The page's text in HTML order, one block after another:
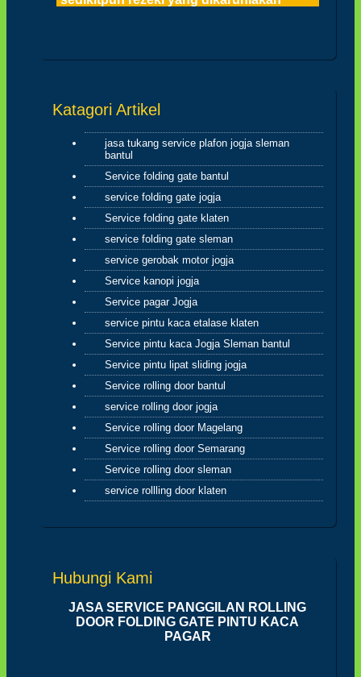
akan terjamin hidup kita
Hikmah 2
Dan barang siapa berpaling dari
peringatan-Ku maka baginya
penghidupan yang sempit(Q.S.20:124)
sahabatku..dosa-dosalah yang
menyempitkan hati, mari perbaiki diri dan
memohon ampun atas dosa-dosa kita
kepada Allah
Hikmah 3
jika engkau berbuat baik,berarti berbuat
baik untuk dirimu sendiri dan jika engkau
berbuat buruk maka perbuatan burukmu
itu untuk dirimu sendiri(Q.S.17:7) tiada
yang tertukar atau meleset jangan pernah
salahkan keadaan atau orang lain karena
semua perbuatan kita pasti kembali
kepada diri kita sendiri
hikmah 4
Apabila telah ditunaikan sholat,maka
Sahabatku..karunia Allah tak hanya
ilmu,hikmah,kesehatan,silaturahmi,kekuatan
iman dan lain-lain. Insyaallah semua jadi
Katagori Artikel
jasa tukang service plafon jogja sleman
bantul
Service folding gate bantul
service folding gate jogja
Service folding gate klaten
service folding gate sleman
service gerobak motor jogja
Service kanopi jogja
Service pagar Jogja
service pintu kaca etalase klaten
Service pintu kaca Jogja Sleman bantul
Service pintu lipat sliding jogja
Service rolling door bantul
service rolling door jogja
Service rolling door Magelang
Service rolling door Semarang
Service rolling door sleman
service rollling door klaten
Hubungi Kami
JASA SERVICE PANGGILAN ROLLING
DOOR FOLDING GATE PINTU KACA
PAGAR